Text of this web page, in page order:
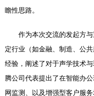
瞻性思路。
作为本次交流的发起方
定行业（如金融、制造、公
经验，阐述了对于声学技术
腾公司代表提出了在智能办
网监测、以及增强型客户服